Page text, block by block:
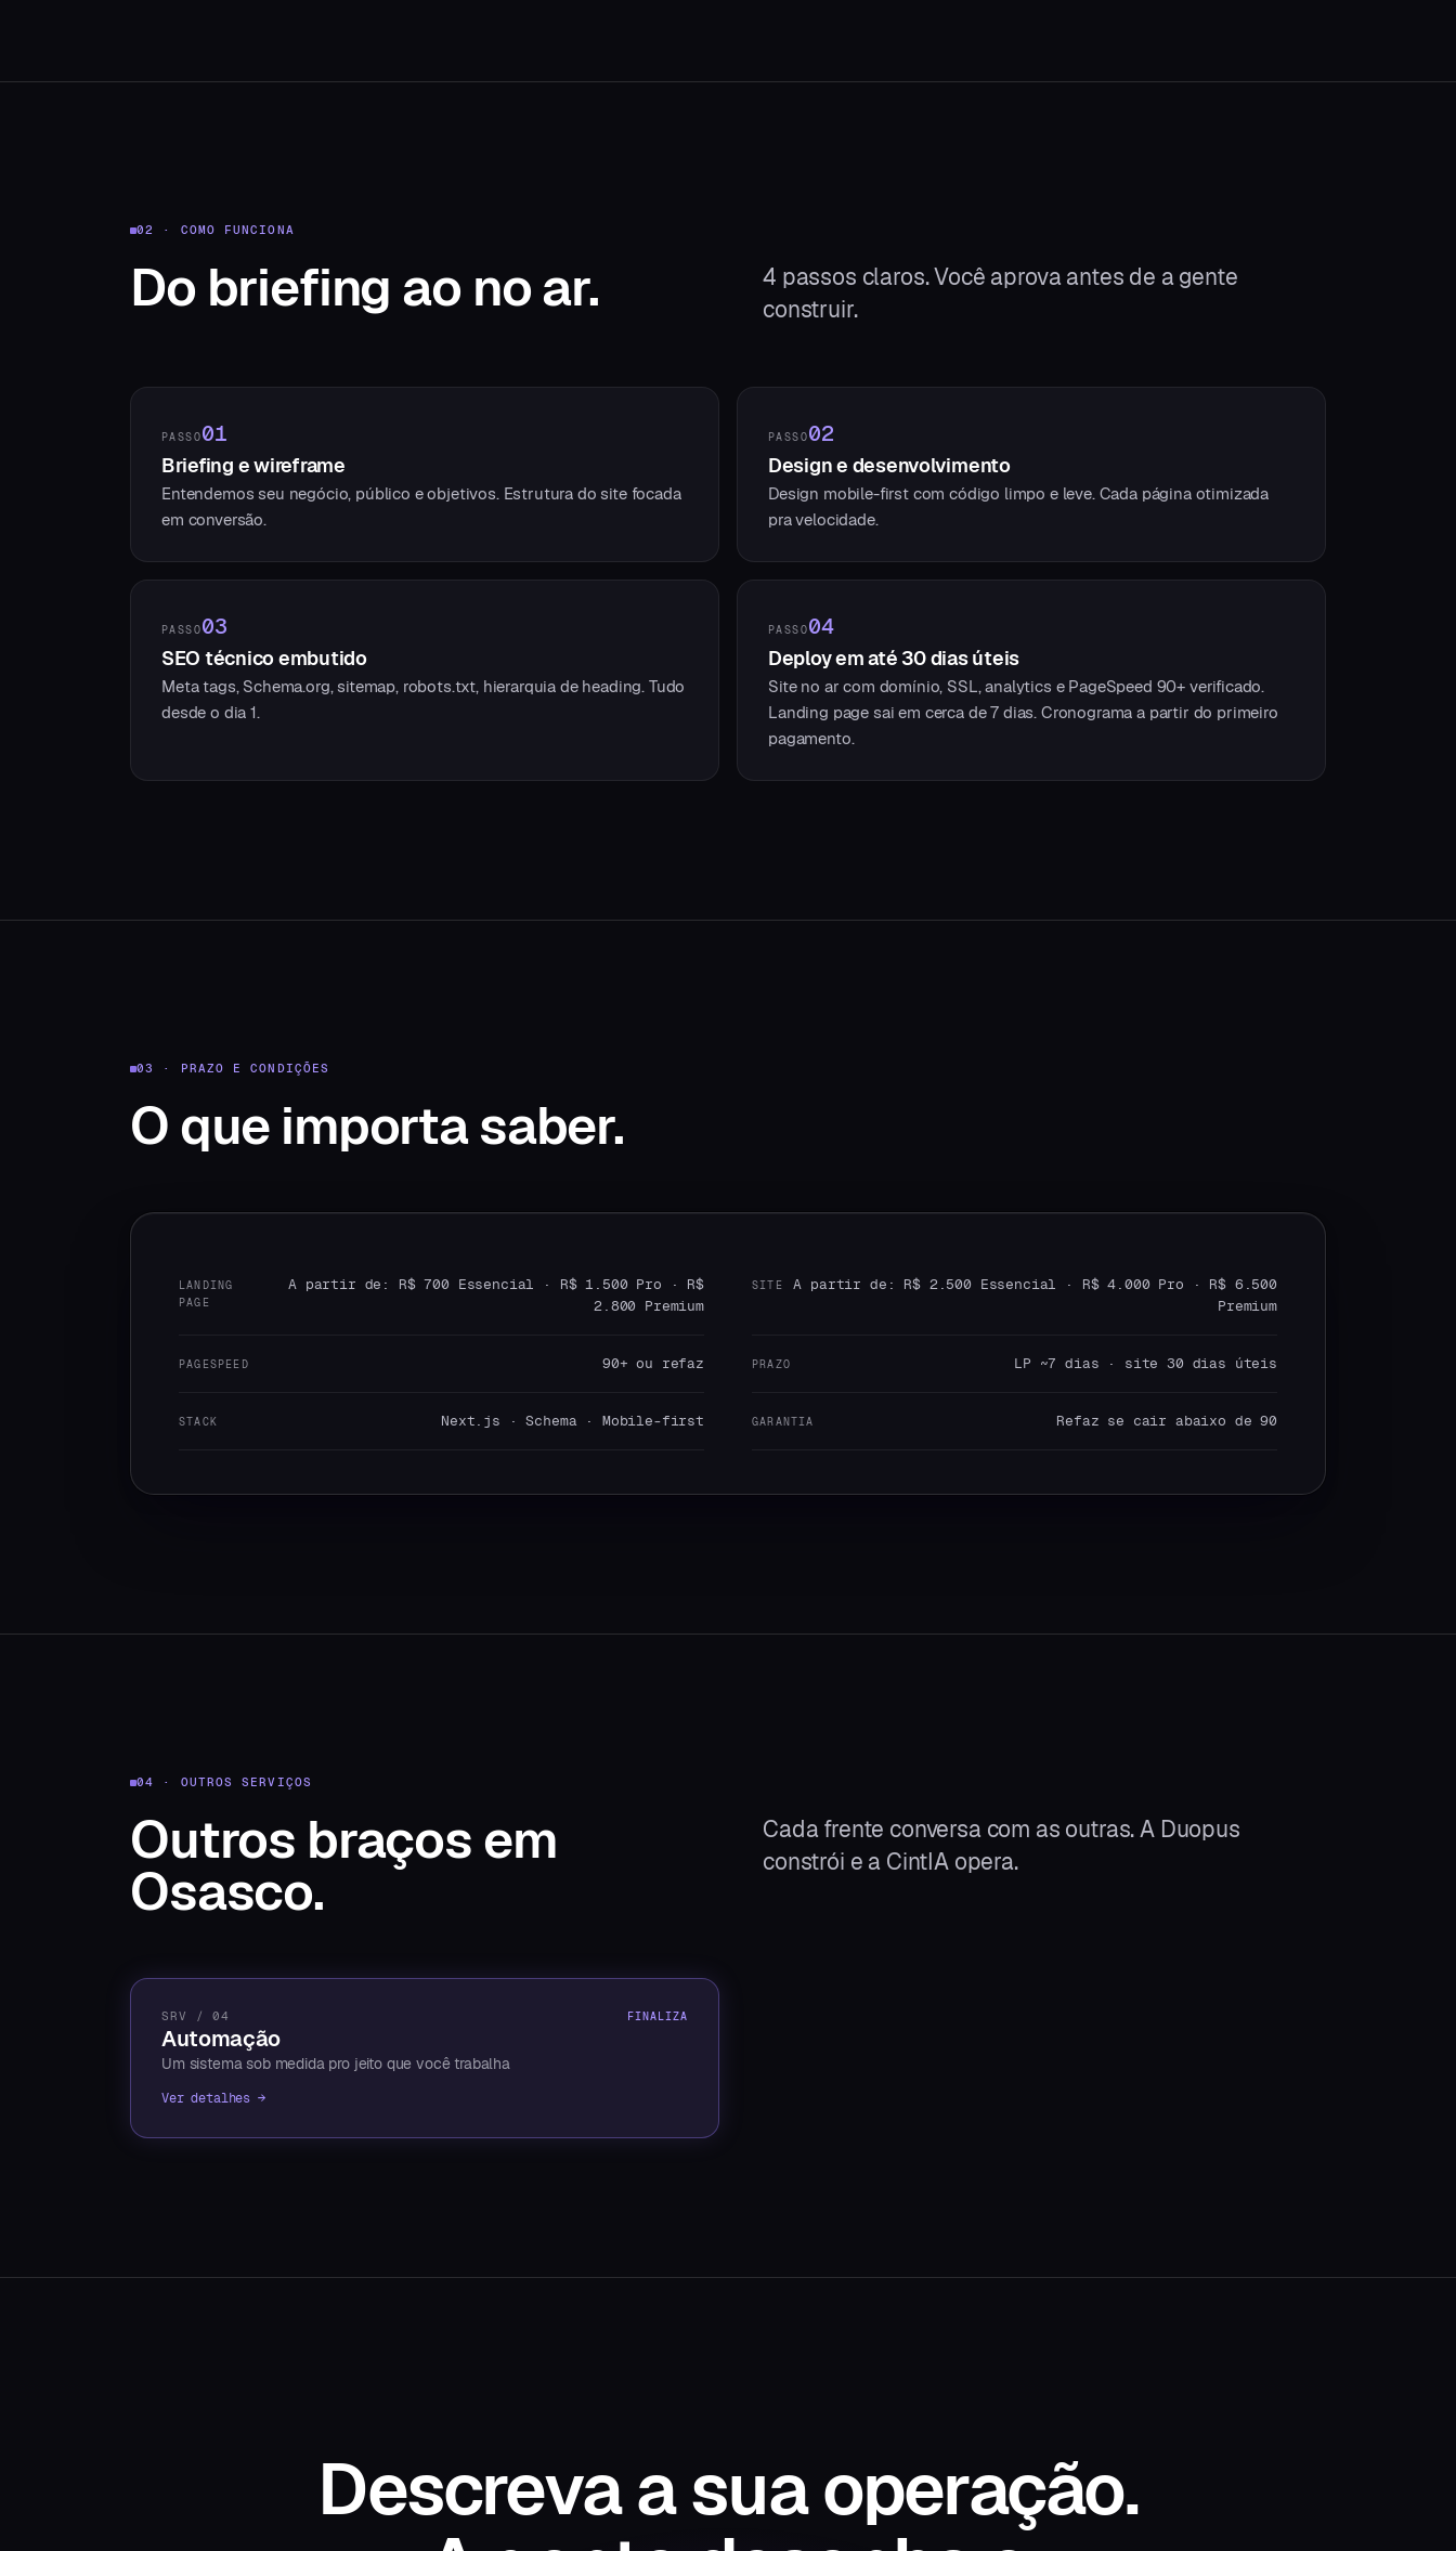
02 · COMO FUNCIONA
Do briefing ao no ar. 4 passos claros. Você aprova antes de a gente
construir.
PASSO01
Briefing e wireframe
Entendemos seu negócio, público e objetivos. Estrutura do site focada
em conversão.
PASSO02
Design e desenvolvimento
Design mobile-first com código limpo e leve. Cada página otimizada
pra velocidade.
PASSO03
SEO técnico embutido
Meta tags, Schema.org, sitemap, robots.txt, hierarquia de heading. Tudo
desde o dia 1.
PASSO04
Deploy em até 30 dias úteis
Site no ar com domínio, SSL, analytics e PageSpeed 90+ verificado.
Landing page sai em cerca de 7 dias. Cronograma a partir do primeiro
pagamento.
03 · PRAZO E CONDIÇÕES
O que importa saber.
LANDING
PAGE
A partir de: R$ 700 Essencial · R$ 1.500 Pro · R$
2.800 Premium
SITE
A partir de: R$ 2.500 Essencial · R$ 4.000 Pro · R$ 6.500
Premium
PAGESPEED 90+ ou refaz PRAZO LP ~7 dias · site 30 dias úteis
STACK Next.js · Schema · Mobile-first GARANTIA Refaz se cair abaixo de 90
04 · OUTROS SERVIÇOS
Outros braçosem
Osasco.
Cada frente conversa com as outras. A Duopus
constrói e a CintIA opera.
SRV / 04 FINALIZA
Automação
Um sistema sob medida pro jeito que você trabalha
Ver detalhes →
Descreva a sua operação.